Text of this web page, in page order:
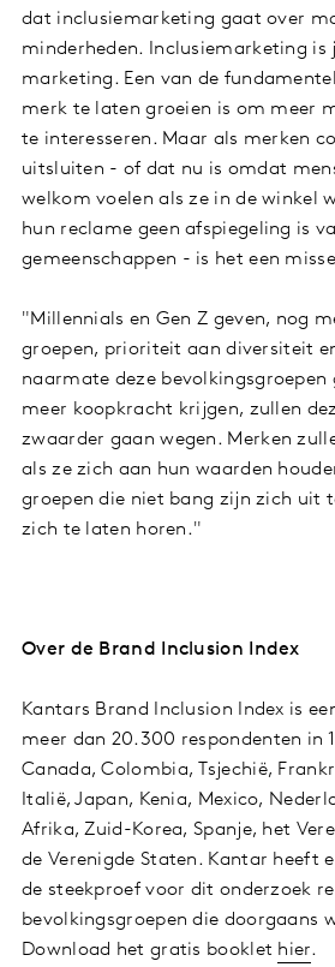
dat inclusiemarketing gaat over
minderheden. Inclusiemarketing is
marketing. Een van de
merk te laten groeien is om meer
te interesseren. Maar als merken
uitsluiten - of dat nu is omdat
welkom voelen als ze in de winkel
hun reclame geen afspiegeling is
gemeenschappen - is het een
"Millennials en Gen Z geven, nog
groepen, prioriteit aan diversiteit
naarmate deze bevolkingsgroepen
meer koopkracht krijgen, zullen
zwaarder gaan wegen. Merken
als ze zich aan hun waarden
groepen die niet bang zijn zich uit
zich te laten horen."
Over de Brand Inclusion Index
Kantars Brand Inclusion Index is
meer dan 20.300 respondenten in
Canada, Colombia, Tsjechië,
Italië, Japan, Kenia, Mexico,
Afrika, Zuid-Korea, Spanje, het
de Verenigde Staten. Kantar heeft
de steekproef voor dit onderzoek
bevolkingsgroepen die doorgaans
Download het gratis booklet hier.